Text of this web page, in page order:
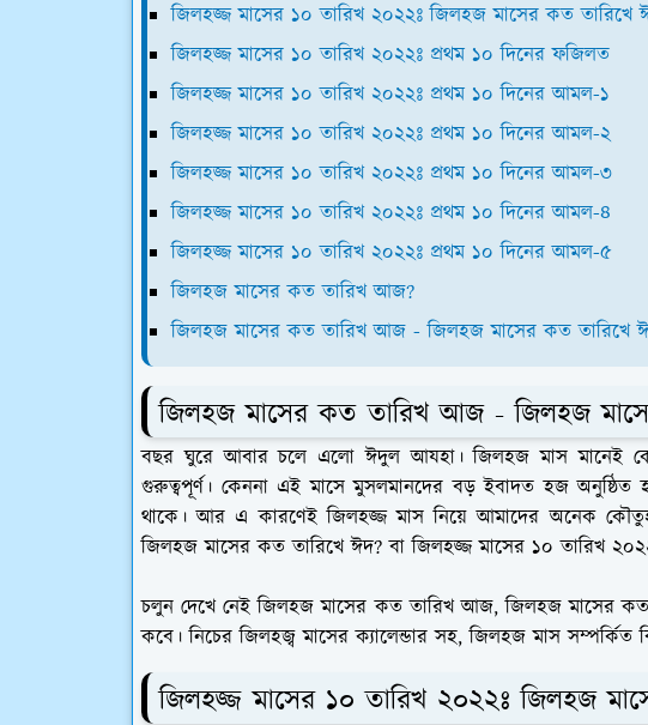
জিলহজ্জ মাসের ১০ তারিখ ২০২২ঃ জিলহজ মাসের কত তারিখে
জিলহজ্জ মাসের ১০ তারিখ ২০২২ঃ প্রথম ১০ দিনের ফজিলত
জিলহজ্জ মাসের ১০ তারিখ ২০২২ঃ প্রথম ১০ দিনের আমল-১
জিলহজ্জ মাসের ১০ তারিখ ২০২২ঃ প্রথম ১০ দিনের আমল-২
জিলহজ্জ মাসের ১০ তারিখ ২০২২ঃ প্রথম ১০ দিনের আমল-৩
জিলহজ্জ মাসের ১০ তারিখ ২০২২ঃ প্রথম ১০ দিনের আমল-৪
জিলহজ্জ মাসের ১০ তারিখ ২০২২ঃ প্রথম ১০ দিনের আমল-৫
জিলহজ মাসের কত তারিখ আজ?
জিলহজ মাসের কত তারিখ আজ - জিলহজ মাসের কত তারিখে
জিলহজ মাসের কত তারিখ আজ - জিলহজ মাসের
বছর ঘুরে আবার চলে এলো ঈদুল আযহা। জিলহজ মাস মানেই
গুরুত্বপূর্ণ। কেননা এই মাসে মুসলমানদের বড় ইবাদত হজ
থাকে। আর এ কারণেই জিলহজ্জ মাস নিয়ে আমাদের অনেক
জিলহজ মাসের কত তারিখে ঈদ? বা জিলহজ্জ মাসের ১০ তারিখ
চলুন দেখে নেই জিলহজ মাসের কত তারিখ আজ, জিলহজ মাসের কত
কবে। নিচের জিলহজ্ব মাসের ক্যালেন্ডার সহ, জিলহজ মাস
জিলহজ্জ মাসের ১০ তারিখ ২০২২ঃ জিলহজ